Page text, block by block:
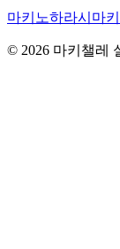
마키노하라시 마
© 2026 마키챌레